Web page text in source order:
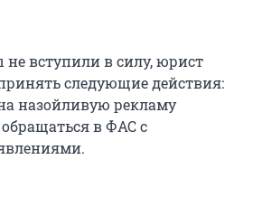
вступили в силу, юрист
следующие действия:
назойливую рекламу
в ФАС с